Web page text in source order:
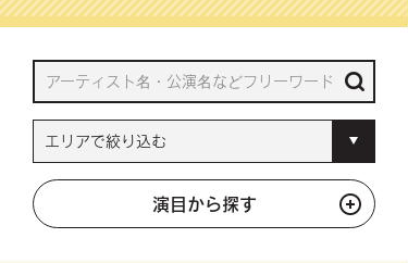
演目から探す